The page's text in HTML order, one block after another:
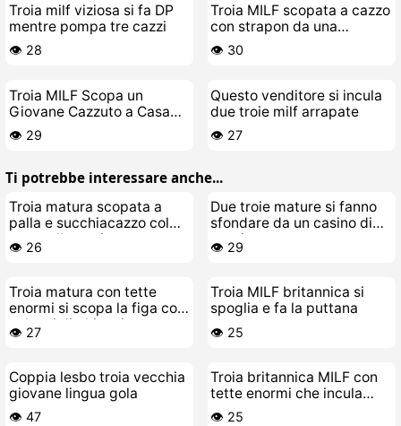
Troia milf viziosa si fa DP
mentre pompa tre cazzi
👁️ 28
Troia MILF scopata a cazzo
con strapon da una
giovane troietta bollente
👁️ 30
Troia MILF Scopa un
Giovane Cazzuto a Casa
Sua
👁️ 29
Questo venditore si incula
due troie milf arrapate
👁️ 27
Ti potrebbe interessare anche...
Troia matura scopata a
palla e succhiacazzo col
suo stallone giovane
👁️ 26
Due troie mature si fanno
sfondare da un casino di
cazzi
👁️ 29
Troia matura con tette
enormi si scopa la figa coi
cubetti di ghiaccio
👁️ 27
Troia MILF britannica si
spoglia e fa la puttana
👁️ 25
Coppia lesbo troia vecchia
giovane lingua gola
👁️ 47
Troia britannica MILF con
tette enormi che incula
cazzi e succhia polle
👁️ 25